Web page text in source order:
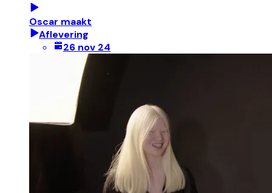
Oscar maakt
Aflevering
26 nov 24